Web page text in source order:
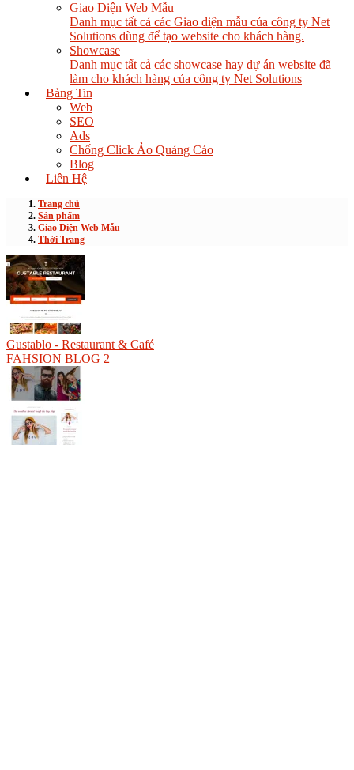
Giao Diện Web Mẫu
Danh mục tất cả các Giao diện mẫu của công ty Net
Solutions dùng để tạo website cho khách hàng.
Showcase
Danh mục tất cả các showcase hay dự án website đã
làm cho khách hàng của công ty Net Solutions
Bảng Tin
Web
SEO
Ads
Chống Click Ảo Quảng Cáo
Blog
Liên Hệ
Trang chủ
Sản phẩm
Giao Diện Web Mẫu
Thời Trang
Gustablo - Restaurant & Café
FAHSION BLOG 2